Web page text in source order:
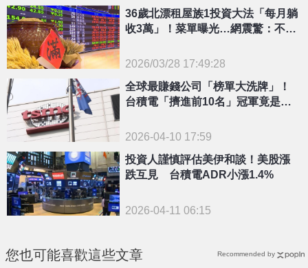
{PLAYICON}
36歲北漂租屋族1投資大法「每月躺
收3萬」！菜單曝光…網震驚：不用
2026/03/28 17:49:28
全球最賺錢公司「榜單大洗牌」！
台積電「擠進前10名」冠軍竟是這
2026-04-10 17:59
投資人謹慎評估美伊和談！美股漲
跌互見 台積電ADR小漲1.4%
2026-04-11 06:15
您也可能喜歡這些文章 Recommended by